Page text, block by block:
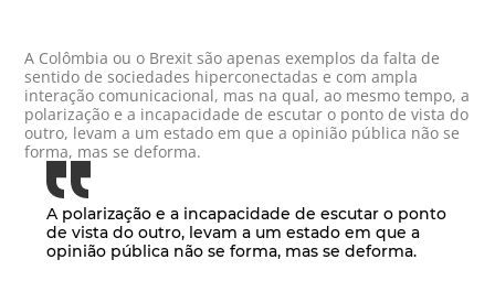
A Colômbia ou o Brexit são apenas exemplos da falta de
sentido de sociedades hiperconectadas e com ampla
interação comunicacional, mas na qual, ao mesmo tempo, a
polarização e a incapacidade de escutar o ponto de vista do
outro, levam a um estado em que a opinião pública não se
forma, mas se deforma.
A polarização e a incapacidade de escutar o ponto
de vista do outro, levam a um estado em que a
opinião pública não se forma, mas se deforma.